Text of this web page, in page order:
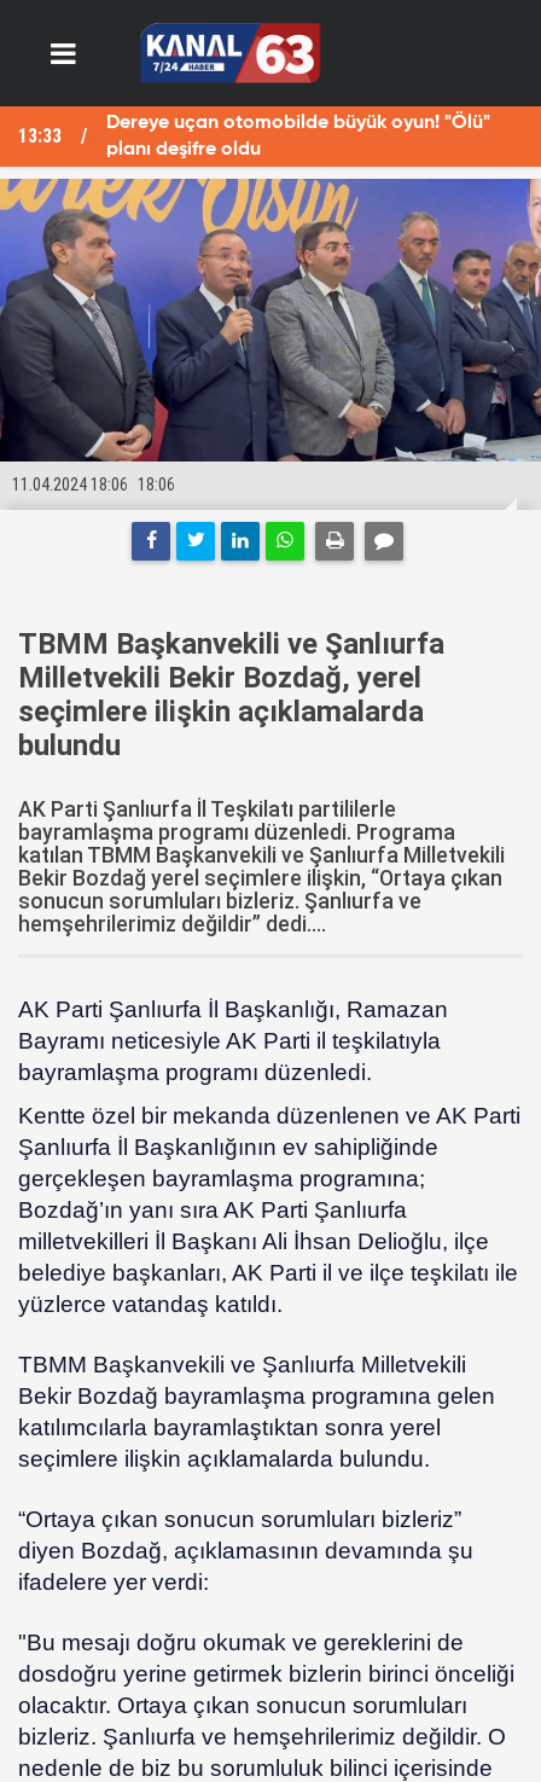
Dereye uçan otomobilde büyük oyun! "Ölü"
planı deşifre oldu
13:29
18:06
11.04.2024 18:06
TBMM Başkanvekili ve Şanlıurfa
Milletvekili Bekir Bozdağ, yerel
seçimlere ilişkin açıklamalarda
bulundu
AK Parti Şanlıurfa İl Teşkilatı partililerle
bayramlaşma programı düzenledi. Programa
katılan TBMM Başkanvekili ve Şanlıurfa Milletvekili
Bekir Bozdağ yerel seçimlere ilişkin, “Ortaya çıkan
sonucun sorumluları bizleriz. Şanlıurfa ve
hemşehrilerimiz değildir” dedi....
AK Parti Şanlıurfa İl Başkanlığı, Ramazan
Bayramı neticesiyle AK Parti il teşkilatıyla
bayramlaşma programı düzenledi.
Kentte özel bir mekanda düzenlenen ve AK Parti
Şanlıurfa İl Başkanlığının ev sahipliğinde
gerçekleşen bayramlaşma programına;
Bozdağ’ın yanı sıra AK Parti Şanlıurfa
milletvekilleri İl Başkanı Ali İhsan Delioğlu, ilçe
belediye başkanları, AK Parti il ve ilçe teşkilatı ile
yüzlerce vatandaş katıldı.
TBMM Başkanvekili ve Şanlıurfa Milletvekili
Bekir Bozdağ bayramlaşma programına gelen
katılımcılarla bayramlaştıktan sonra yerel
seçimlere ilişkin açıklamalarda bulundu.
“Ortaya çıkan sonucun sorumluları bizleriz”
diyen Bozdağ, açıklamasının devamında şu
ifadelere yer verdi:
"Bu mesajı doğru okumak ve gereklerini de
dosdoğru yerine getirmek bizlerin birinci önceliği
olacaktır. Ortaya çıkan sonucun sorumluları
bizleriz. Şanlıurfa ve hemşehrilerimiz değildir. O
nedenle de biz bu sorumluluk bilinci içerisinde